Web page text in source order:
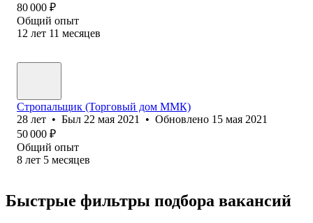
80 000 ₽
Общий опыт
12 лет 11 месяцев
Стропальщик (Торговый дом ММК)
28 лет • Был 22 мая 2021 • Обновлено 15 мая 2021
50 000 ₽
Общий опыт
8 лет 5 месяцев
Быстрые фильтры подбора вакансий